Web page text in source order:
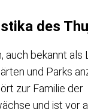
des
auch bekannt als
und Parks
zur Familie der
und ist vor